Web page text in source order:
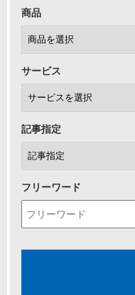
商品
サービス
記事指定
フリーワード